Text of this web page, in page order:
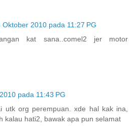
Oktober 2010 pada 11:27 PG
kat sana..comel2 jer motor
pada 11:43 PG
utk org perempuan. xde hal kak ina,
kalau hati2, bawak apa pun selamat